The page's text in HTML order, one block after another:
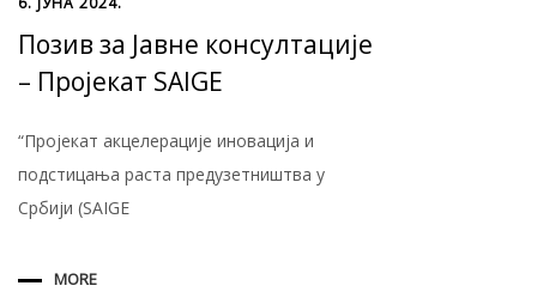
Позив за Јавне консултације
– Пројекат SAIGE
“Пројекат акцелерације иновација и
подстицања раста предузетништва у
Србији (SAIGE
MORE